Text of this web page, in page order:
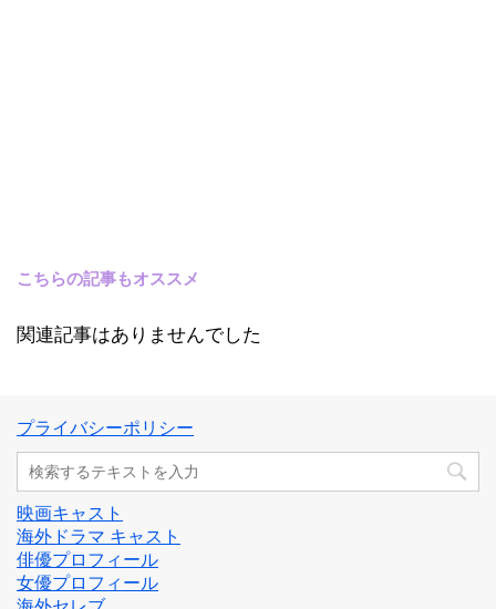
こちらの記事もオススメ
関連記事はありませんでした
プライバシーポリシー
映画キャスト
海外ドラマ キャスト
俳優プロフィール
女優プロフィール